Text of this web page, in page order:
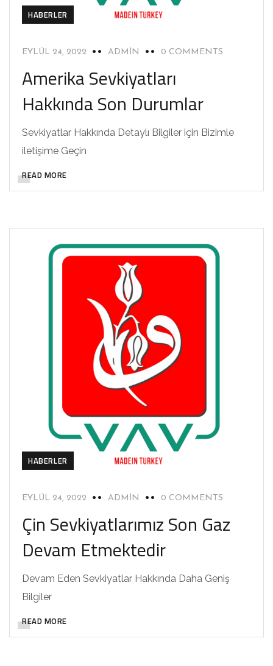
HABERLER
EYLÜL 24, 2022 ADMIN 0 COMMENTS
Amerika Sevkiyatları
Hakkında Son Durumlar
Sevkiyatlar Hakkında Detaylı Bilgiler için Bizimle
iletişime Geçin
READ MORE
HABERLER
EYLÜL 24, 2022 ADMIN 0 COMMENTS
Çin Sevkiyatlarımız Son Gaz
Devam Etmektedir
Devam Eden Sevkiyatlar Hakkında Daha Geniş
Bilgiler
READ MORE